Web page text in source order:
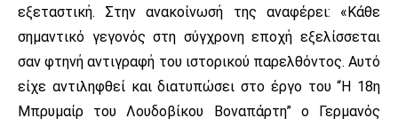
εξεταστική. Στην ανακοίνωσή της αναφέρει: «Κάθε
σημαντικό γεγονός στη σύγχρονη εποχή εξελίσσεται
σαν φτηνή αντιγραφή του ιστορικού παρελθόντος. Αυτό
είχε αντιληφθεί και διατυπώσει στο έργο του “Η 18η
Μπρυμαίρ του Λουδοβίκου Βοναπάρτη” ο Γερμανός